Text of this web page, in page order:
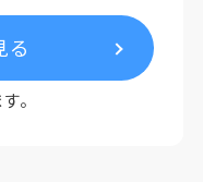
る
。